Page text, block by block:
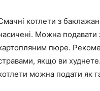
котлети з
Можна
пюре.
якщо ви худнете.
можна подати як